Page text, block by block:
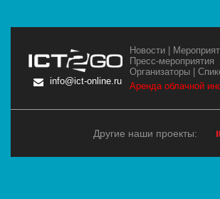
info@ict-online.ru
Новости |
Пресс-мероприятия
Организаторы |
Аренда облачной
Другие наши проекты: